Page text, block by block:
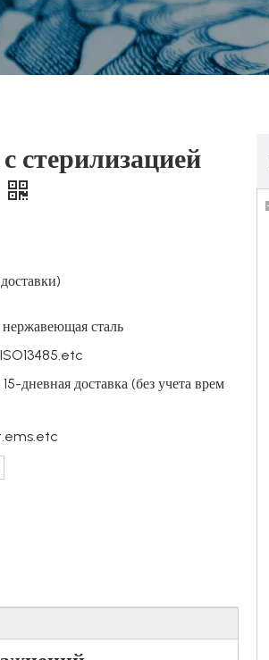
стерилизацией
сталь
дневная доставка (без учета врем